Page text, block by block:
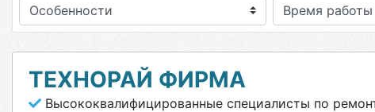
Особенности
ТЕХНОРАЙ ФИРМА
Высококвалифицированные специалисты по